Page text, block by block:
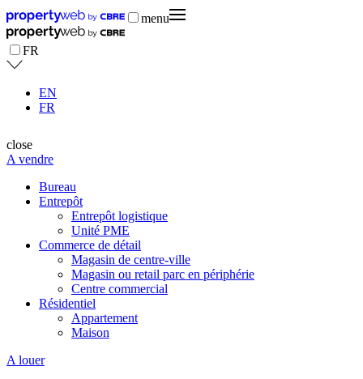
menu
FR
EN
FR
close
A vendre
Bureau
Entrepôt
Entrepôt logistique
Unité PME
Commerce de détail
Magasin de centre-ville
Magasin ou retail parc en périphérie
Centre commercial
Résidentiel
Appartement
Maison
A louer